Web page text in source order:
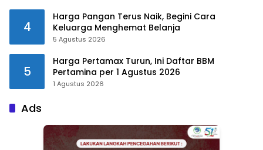
4
Harga Pangan Terus Naik, Begini Cara
Keluarga Menghemat Belanja
5 Agustus 2026
5
Harga Pertamax Turun, Ini Daftar BBM
Pertamina per 1 Agustus 2026
1 Agustus 2026
Ads